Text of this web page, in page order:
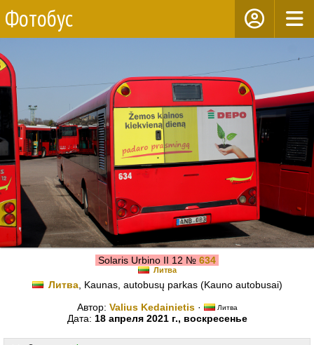
Фотобус
Solaris Urbino II 12 № 634
Литва
Литва, Kaunas, autobusų parkas (Kauno autobusai)
Автор: Valius Kedainietis· Литва
Дата: 18 апреля 2021 г., воскресенье